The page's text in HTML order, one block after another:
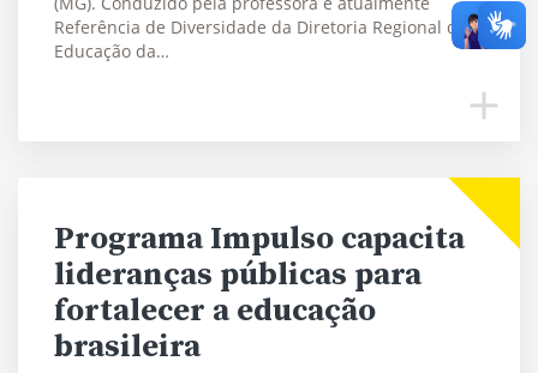
Referência de Diversidade da Diretoria Regional de
Educação da…
Programa Impulso capacita
lideranças públicas para
fortalecer a educação
brasileira